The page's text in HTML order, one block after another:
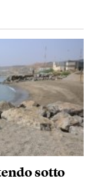
sotto